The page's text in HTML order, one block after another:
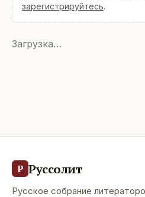
зарегистрируйтесь.
Загрузка…
Р Руссолит
Русское собрание